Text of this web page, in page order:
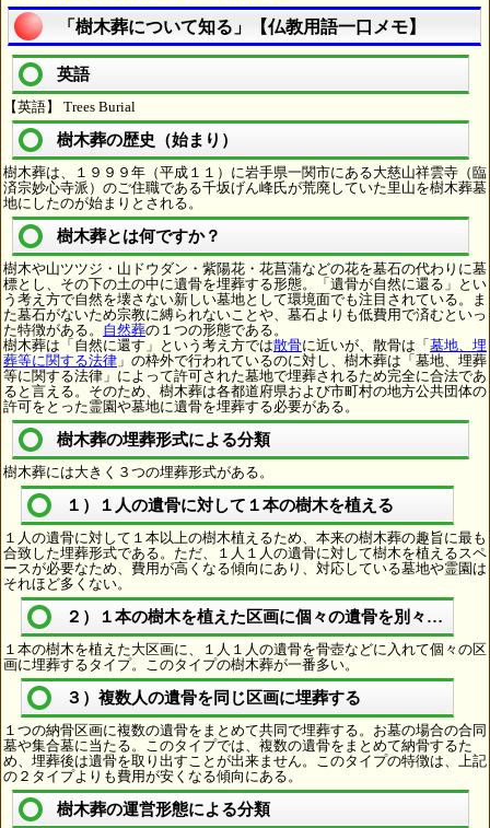
「樹木葬について知る」【仏教用語一口メモ】
英語
【英語】 Trees Burial
樹木葬の歴史（始まり）
樹木葬は、１９９９年（平成１１）に岩手県一関市にある大慈山祥雲寺（臨
済宗妙心寺派）のご住職である千坂げん峰氏が荒廃していた里山を樹木葬墓
地にしたのが始まりとされる。
樹木葬とは何ですか？
樹木や山ツツジ・山ドウダン・紫陽花・花菖蒲などの花を墓石の代わりに墓
標とし、その下の土の中に遺骨を埋葬する形態。「遺骨が自然に還る」とい
う考え方で自然を壊さない新しい墓地として環境面でも注目されている。ま
た墓石がないため宗教に縛られないことや、墓石よりも低費用で済むといっ
た特徴がある。 自然葬の１つの形態である。
樹木葬は「自然に還す」という考え方では散骨に近いが、散骨は「 墓地、埋
葬等に関する法律 」の枠外で行われているのに対し、樹木葬は「墓地、埋葬
等に関する法律」によって許可された墓地で埋葬されるため完全に合法であ
ると言える。そのため、樹木葬は各都道府県および市町村の地方公共団体の
許可をとった霊園や墓地に遺骨を埋葬する必要がある。
樹木葬の埋葬形式による分類
樹木葬には大きく３つの埋葬形式がある。
１）１人の遺骨に対して１本の樹木を植える
１人の遺骨に対して１本以上の樹木植えるため、本来の樹木葬の趣旨に最も
合致した埋葬形式である。ただ、１人１人の遺骨に対して樹木を植えるスペ
ースが必要なため、費用が高くなる傾向にあり、対応している墓地や霊園は
それほど多くない。
２）１本の樹木を植えた区画に個々の遺骨を別々に埋葬
１本の樹木を植えた大区画に、１人１人の遺骨を骨壺などに入れて個々の区
画に埋葬するタイプ。このタイプの樹木葬が一番多い。
３）複数人の遺骨を同じ区画に埋葬する
１つの納骨区画に複数の遺骨をまとめて共同で埋葬する。お墓の場合の合同
墓や集合墓に当たる。このタイプでは、複数の遺骨をまとめて納骨するた
め、埋葬後は遺骨を取り出すことが出来ません。このタイプの特徴は、上記
の２タイプよりも費用が安くなる傾向にある。
樹木葬の運営形態による分類